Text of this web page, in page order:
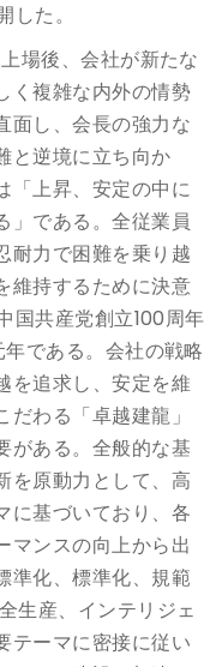
た。
場後、会社が新たな
く複雑な内外の情勢
面し、会長の強力な
と逆境に立ち向か
「上昇、安定の中に
」である。全従業員
耐力で困難を乗り越
維持するために決意
国共産党創立100周年
である。会社の戦略
を追求し、安定を維
わる「卓越建龍」
がある。全般的な基
を原動力として、高
に基づいており、各
マンスの向上から出
準化、標準化、規範
生産、インテリジェ
テーマに密接に従い